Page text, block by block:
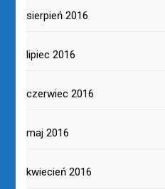
sierpień 2016
lipiec 2016
czerwiec 2016
maj 2016
kwiecień 2016